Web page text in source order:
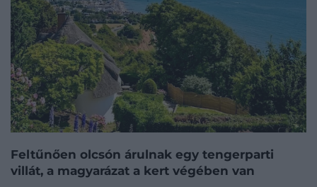
Feltűnően olcsón árulnak egy tengerparti
villát, a magyarázat a kert végében van